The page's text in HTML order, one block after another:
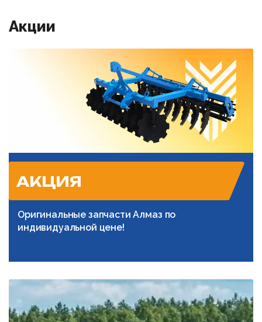
Акции
АКЦИЯ
Оригинальные запчасти Алмаз по
индивидуальной цене!